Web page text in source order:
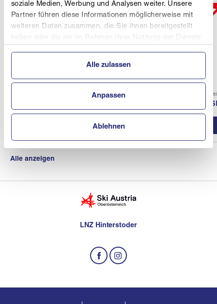
soziale Medien, Werbung und Analysen weiter. Unsere
Partner führen diese Informationen möglicherweise mit
weiteren Daten zusammen, die Sie ihnen bereitgestellt
Alle zulassen
Anpassen
Ablehnen
Alle anzeigen
LNZ Hinterstoder